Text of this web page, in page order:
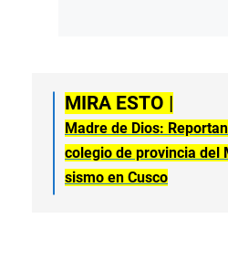
MIRA ESTO |
Madre de Dios:
colegio de provincia del
sismo en Cusco